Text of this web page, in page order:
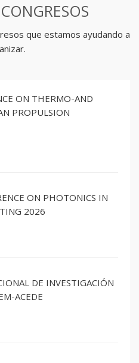
que estamos ayudando a
ON THERMO-AND
PROPULSION
ON PHOTONICS IN
2026
DE INVESTIGACIÓN
ACEDE